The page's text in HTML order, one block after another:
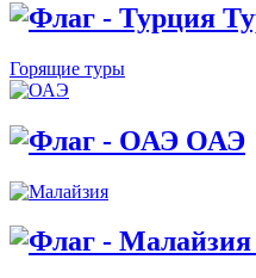
Горящие туры
ОАЭ